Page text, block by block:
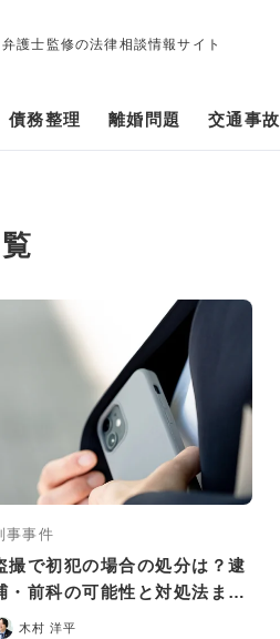
弁護士監修の法律相談情報サイト
債務整理 離婚問題 交通事故
事事件
撮で初犯の場合の処分は？逮
・前科の可能性と対処法まと
木村 洋平